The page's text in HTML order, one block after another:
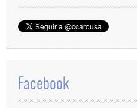
Facebook